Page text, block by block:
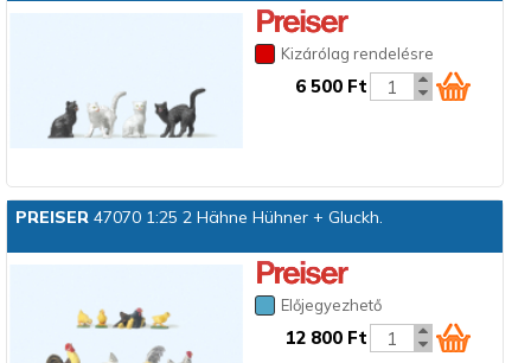
Kizárólag rendelésre
6 500 Ft
PREISER47070 1:25 2 Hähne Hühner + Gluckh.
Előjegyezhető
12 800 Ft